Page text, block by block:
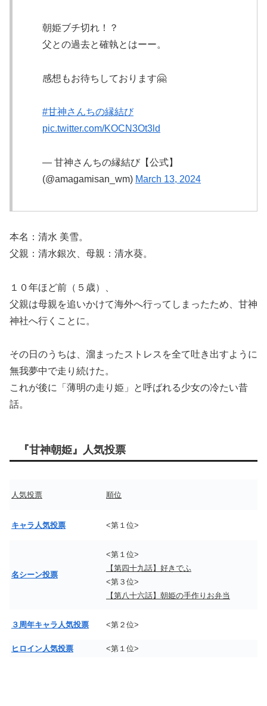
朝姫ブチ切れ！？
父との過去と確執とはーー。
感想もお待ちしております🤗
#甘神さんちの縁結び
pic.twitter.com/KOCN3Ot3ld
— 甘神さんちの縁結び【公式】
(@amagamisan_wm) March 13, 2024
本名：清水 美雪。
父親：清水銀次、母親：清水葵。
１０年ほど前（５歳）、
父親は母親を追いかけて海外へ行ってしまったため、甘神
神社へ行くことに。
その日のうちは、溜まったストレスを全て吐き出すように
無我夢中で走り続けた。
これが後に「薄明の走り姫」と呼ばれる少女の冷たい昔
話。
『甘神朝姫』人気投票
人気投票 順位
キャラ人気投票 <第１位>
名シーン投票
<第１位>
【第四十九話】好きでふ
<第３位>
【第八十六話】朝姫の手作りお弁当
３周年キャラ人気投票 <第２位>
ヒロイン人気投票 <第１位>